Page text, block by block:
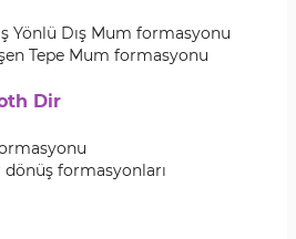
Yönlü Dış Mum formasyonu
Tepe Mum formasyonu
Dir
formasyonları